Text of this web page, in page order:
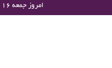
Friday 07 August 2026 , 12:51 UTC ¤¤¤¤ امروز جمعه ۱۶ مرداد ۱۴۰۵ساعت : ۱۲:۵۱